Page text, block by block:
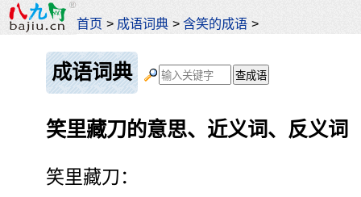
首页 > 成语词典 >含笑的成语 >
成语词典
笑里藏刀的意思、近义词、反义词
笑里藏刀：